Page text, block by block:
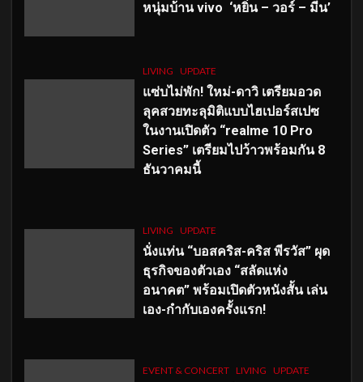
หนุ่มบ้าน vivo ‘หยิ่น – วอร์ – มีน’
LIVING UPDATE
แซ่บไม่พัก! ใหม่-ดาวิ เตรียมอวด
ลุคสวยทะลุมิติแบบไฮเปอร์สเปซ
ในงานเปิดตัว “realme 10 Pro
Series” เตรียมไปว้าวพร้อมกัน 8
ธันวาคมนี้
LIVING UPDATE
นั่งแท่น “บอสคริส-คริส พีรวัส” ผุด
ธุรกิจของตัวเอง “สลัดแห่ง
อนาคต” พร้อมเปิดตัวหนังสั้น เล่น
เอง-กำกับเองครั้งแรก!
EVENT & CONCERT LIVING UPDATE